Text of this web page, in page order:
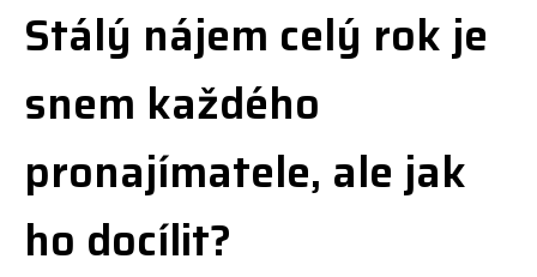
Stálý nájem celý rok je
snem každého
pronajímatele, ale jak
ho docílit?